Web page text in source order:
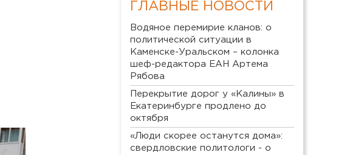
ГЛАВНЫЕ НОВОСТИ
Водяное перемирие кланов: о
политической ситуации в
Каменске-Уральском – колонка
шеф-редактора ЕАН Артема
Рябова
Перекрытие дорог у «Калины» в
Екатеринбурге продлено до
октября
«Люди скорее останутся дома»:
свердловские политологи - о